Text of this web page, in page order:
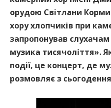
орудою Світлани
хору хлопчиків при
запропонував
музика тисячоліття».
події, це концерт, де
розмовляє з